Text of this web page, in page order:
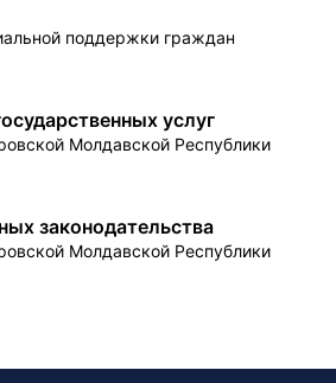
поддержки граждан
услуг
Молдавской Республики
законодательства
Молдавской Республики